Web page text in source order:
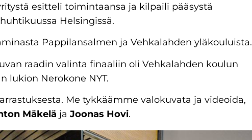
esitteli toimintaansa ja kilpaili pääsystä
Helsingissä.
Pappilansalmen ja Vehkalahden yläkouluista.
raadin valinta finaaliin oli Vehkalahden koulun
lukion Nerokone NYT.
Me tykkäämme valokuvata ja videoida,
Mäkelä jaJoonas Hovi.